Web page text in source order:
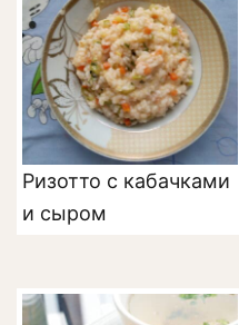
Ризотто с кабачками
и сыром